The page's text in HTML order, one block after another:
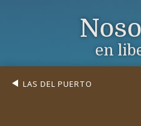
en
LAS DEL PUERTO